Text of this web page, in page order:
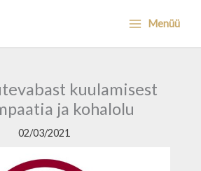
Menüü
kuulamisest
ja kohalolu
02/03/2021